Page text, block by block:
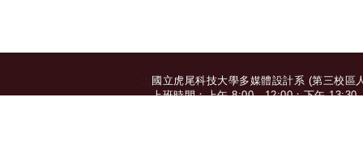
::: 國立虎尾科技大學多媒體設計系 (第三校區
上班時間：上午 8:00 - 12:00；下午 13:30